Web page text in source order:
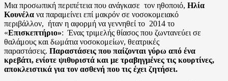
Μια προσωπική περιπέτεια που ανάγκασε τον ηθοποιό, Ηλία
Κουνέλα να παραμείνει επί μακρόν σε νοσοκομειακό
περιβάλλον, ήταν η αφορμή να γεννηθεί το 2014 το
«Επισκεπτήριο»: Ένας τριμελής θίασος που ζωντανεύει σε
θαλάμους και δωμάτια νοσοκομείων, θεατρικές
παραστάσεις. Παραστάσεις που παίζονται γύρω από ένα
κρεβάτι, ενίοτε ψιθυριστά και με τραβηγμένες τις κουρτίνες,
αποκλειστικά για τον ασθενή που τις έχει ζητήσει.